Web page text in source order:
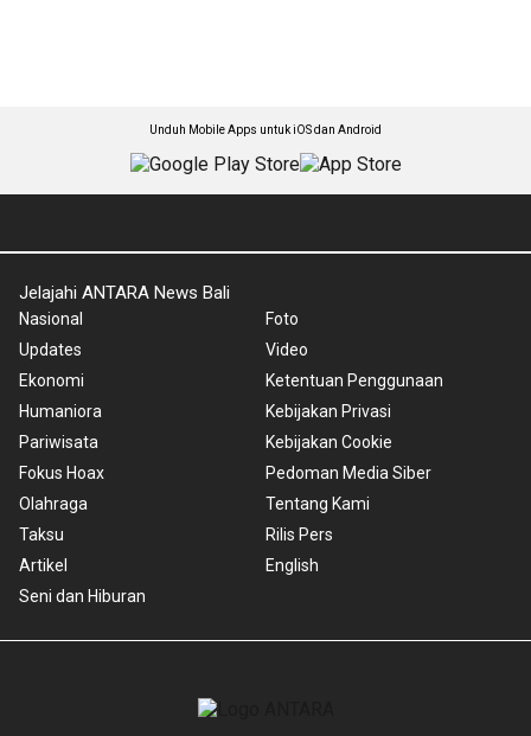
Unduh Mobile Apps untuk iOS dan Android
Jelajahi ANTARA News Bali
Nasional
Updates
Ekonomi
Humaniora
Pariwisata
Fokus Hoax
Olahraga
Taksu
Artikel
Seni dan Hiburan
Foto
Video
Ketentuan Penggunaan
Kebijakan Privasi
Kebijakan Cookie
Pedoman Media Siber
Tentang Kami
Rilis Pers
English